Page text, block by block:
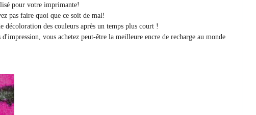
pour votre imprimante!
pas faire quoi que ce soit de mal!
des couleurs après un temps plus court !
vous achetez peut-être la meilleure encre de recharge au monde